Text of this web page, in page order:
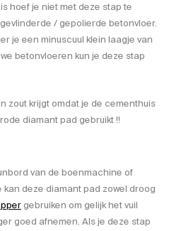
hoef je niet met deze stap te
/ gepolierde betonvloer.
je een minuscuul klein laagje van
betonvloeren kun je deze stap
zout krijgt omdat je de cementhuis
diamant pad gebruikt !!
van de boenmachine of
deze diamant pad zowel droog
gebruiken om gelijk het vuil
goed afnemen. Als je deze stap